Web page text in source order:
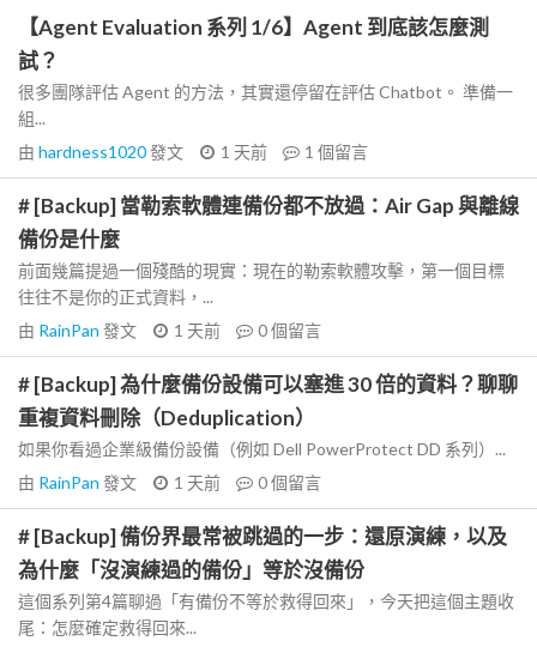
【Agent Evaluation 系列 1/6】Agent 到底該怎麼測
試？
很多團隊評估 Agent 的方法，其實還停留在評估 Chatbot。 準備一
組...
由 hardness1020發文 1 天前 1 個留言
# [Backup] 當勒索軟體連備份都不放過：Air Gap 與離線
備份是什麼
前面幾篇提過一個殘酷的現實：現在的勒索軟體攻擊，第一個目標
往往不是你的正式資料，...
由 RainPan 發文 1 天前 0個留言
# [Backup] 為什麼備份設備可以塞進 30 倍的資料？聊聊
重複資料刪除（Deduplication）
如果你看過企業級備份設備（例如 Dell PowerProtect DD 系列）...
由 RainPan 發文 1 天前 0個留言
# [Backup] 備份界最常被跳過的一步：還原演練，以及
為什麼「沒演練過的備份」等於沒備份
這個系列第4篇聊過「有備份不等於救得回來」，今天把這個主題收
尾：怎麼確定救得回來...